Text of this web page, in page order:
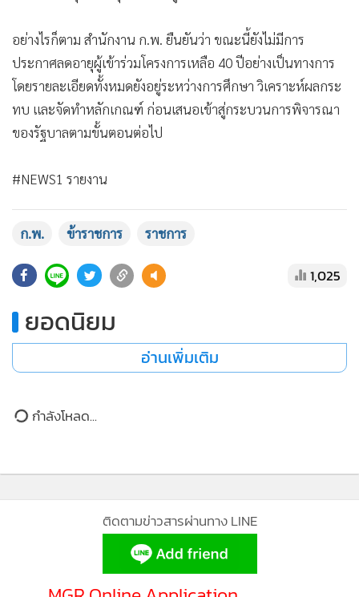
สามารถนำเทคโนโลยีเข้ามาทดแทนได้ เช่น งานธุรการ งาน
เสมียน และงานสนับสนุนบางประเภท เพื่อให้การบริหารกำลัง
คนภาครัฐมีประสิทธิภาพมากขึ้น และสอดรับกับการพัฒนา
ระบบราชการดิจิทัล
มอบหมายให้สำนักงาน ก.พ. ศึกษาแนวทางดังกล่าวควบคู่กับ
อายุเกษียณราชการ เพื่อเปิดโอกาสให้มีการหมุนเวียนกำลังคน
และรองรับบุคลากรรุ่นใหม่เข้าสู่ระบบราชการ
อย่างไรก็ตาม สำนักงาน ก.พ. ยืนยันว่า ขณะนี้ยังไม่มีการ
ประกาศลดอายุผู้เข้าร่วมโครงการเหลือ 40 ปีอย่างเป็นทางการ
โดยรายละเอียดทั้งหมดยังอยู่ระหว่างการศึกษา วิเคราะห์ผลกระ
ของรัฐบาลตามขั้นตอนต่อไป
ก.พ. ข้าราชการ ราชการ
MGR Online ใช้คุกกี้ (Cookies)
MGR Online ใช้คุกกี้ เพื่อจัดการข้อมูลส่วนบุคคลเพื่อนำเ